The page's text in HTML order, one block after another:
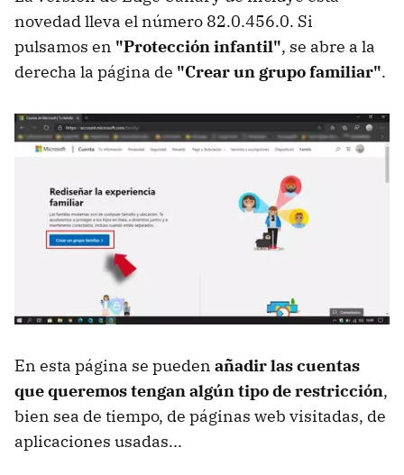
novedad lleva el número 82.0.456.0. Si
pulsamos en "Protección infantil", se abre a la
derecha la página de "Crear un grupo familiar".
En esta página se pueden añadir las cuentas
que queremos tengan algún tipo de restricción,
bien sea de tiempo, de páginas web visitadas, de
aplicaciones usadas...